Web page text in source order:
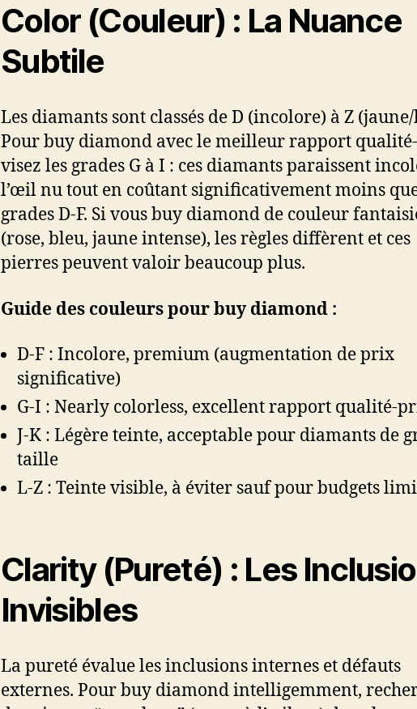
Color (Couleur) : La Nuance
Subtile
Les diamants sont classés de D (incolore) à Z
Pour buy diamond avec le meilleur rapport
visez les grades G à I : ces diamants paraissent
l’œil nu tout en coûtant significativement moins
grades D-F. Si vous buy diamond de couleur
(rose, bleu, jaune intense), les règles diffèrent et ces
pierres peuvent valoir beaucoup plus.
Guide des couleurs pour buy diamond :
D-F : Incolore, premium (augmentation de prix
significative)
G-I : Nearly colorless, excellent rapport qualité-
J-K : Légère teinte, acceptable pour diamants de
taille
L-Z : Teinte visible, à éviter sauf pour budgets
Clarity (Pureté) : Les
Invisibles
La pureté évalue les inclusions internes et défauts
externes. Pour buy diamond intelligemment,